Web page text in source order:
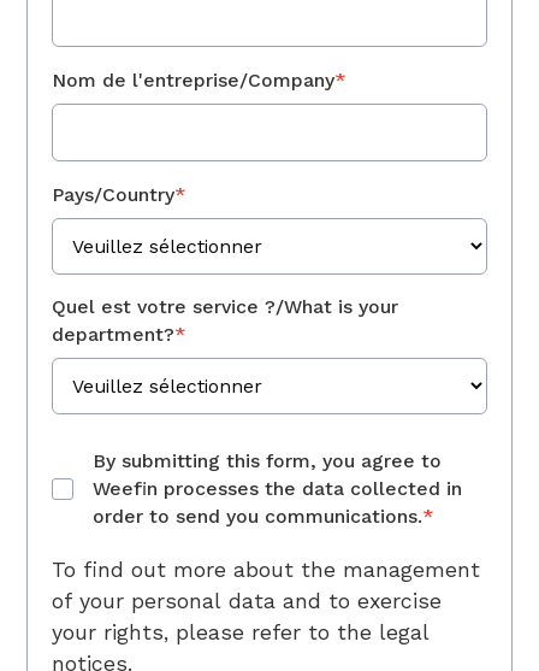
Nom de l'entreprise/Company*
Pays/Country*
Quel est votre service ?/What is your
department?*
By submitting this form, you agree to
Weefin processes the data collected in
order to send you communications.*
To find out more about the management
of your personal data and to exercise
your rights, please refer to the legal
notices.